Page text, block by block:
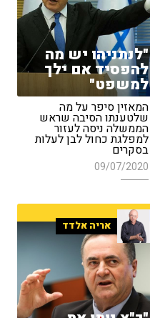
"לנתניהו יש מה
להפסיד אם ילך
למשפט"
המאזין סיפר על מה
שלטענתו הסיבה שראש
הממשלה ניסה לעזור
למפלגת כחול לבן לעלות
בסקרים
09/07/2020
אריה אלדד